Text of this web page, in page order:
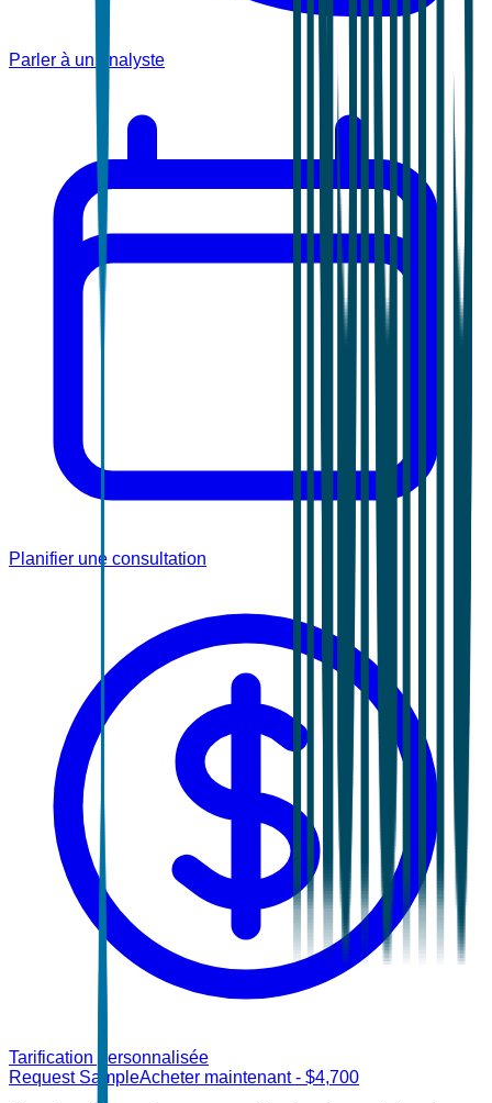
Parler à un analyste
Planifier une consultation
Tarification personnalisée
Request SampleAcheter maintenant- $4,700